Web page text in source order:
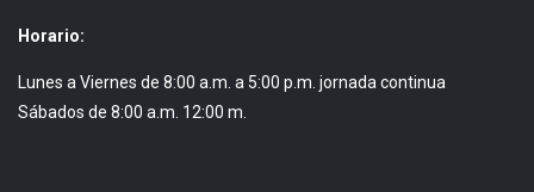
Horario:
Lunes a Viernes de 8:00 a.m. a 5:00 p.m. jornada continua
Sábados de 8:00 a.m. 12:00 m.